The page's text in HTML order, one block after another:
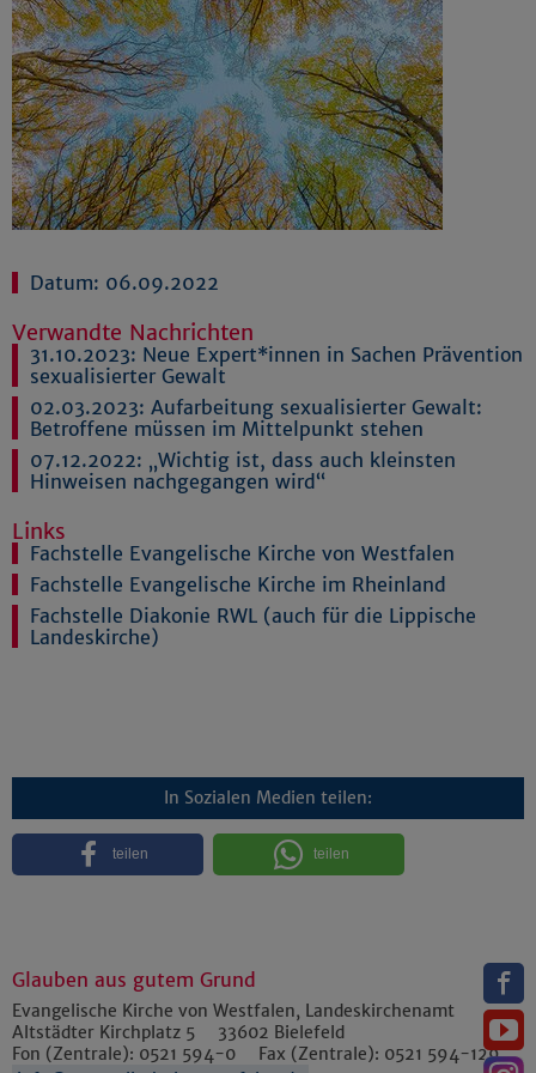
Datum: 06.09.2022
Verwandte Nachrichten
31.10.2023: Neue Expert*innen in Sachen Prävention
sexualisierter Gewalt
02.03.2023: Aufarbeitung sexualisierter Gewalt:
Betroffene müssen im Mittelpunkt stehen
07.12.2022: „Wichtig ist, dass auch kleinsten
Hinweisen nachgegangen wird“
Links
Fachstelle Evangelische Kirche von Westfalen
Fachstelle Evangelische Kirche im Rheinland
Fachstelle Diakonie RWL (auch für die Lippische
Landeskirche)
In Sozialen Medien teilen:
teilen teilen
Glauben aus gutem Grund
Evangelische Kirche von Westfalen, Landeskirchenamt
Altstädter Kirchplatz 5
33602 Bielefeld
Fon (Zentrale): 0521 594-0 Fax (Zentrale): 0521 594-129